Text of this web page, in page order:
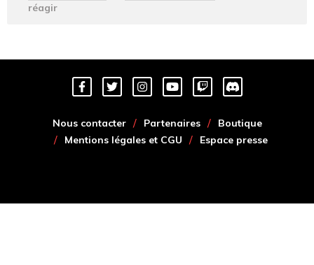
réagir
Nous contacter Partenaires
Boutique
Mentions légales et CGU
Espace presse